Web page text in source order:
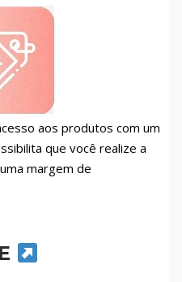
aos produtos com um
que você realize a
margem de